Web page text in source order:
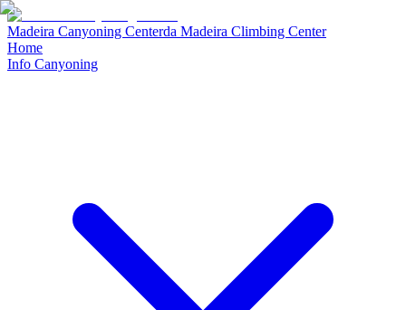
Madeira Canyoning Centerda Madeira Climbing Center
Home
Info Canyoning